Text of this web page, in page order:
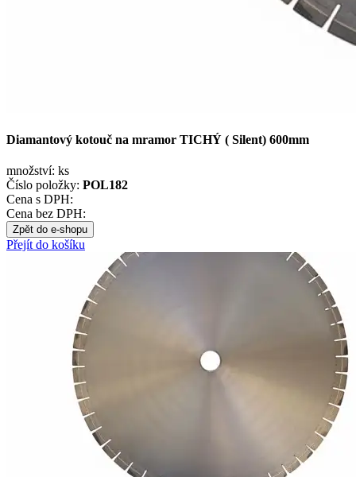
Diamantový kotouč na mramor TICHÝ ( Silent) 600mm
množství: ks
Číslo položky: POL182
Cena s DPH:
Cena bez DPH:
Zpět do e-shopu
Přejít do košíku